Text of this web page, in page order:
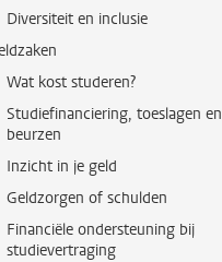
Diversiteit en inclusie
Wat kost studeren?
Studiefinanciering, toeslagen en
beurzen
Inzicht in je geld
Geldzorgen of schulden
Financiële ondersteuning bij
studievertraging